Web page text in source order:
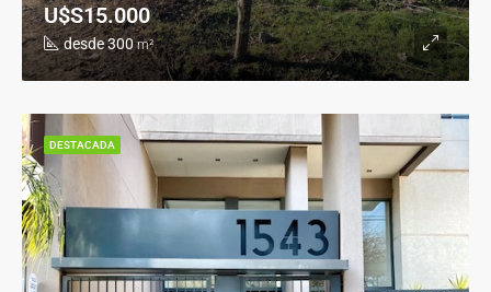
desde 300 m²
U$S15.000
DESTACADA